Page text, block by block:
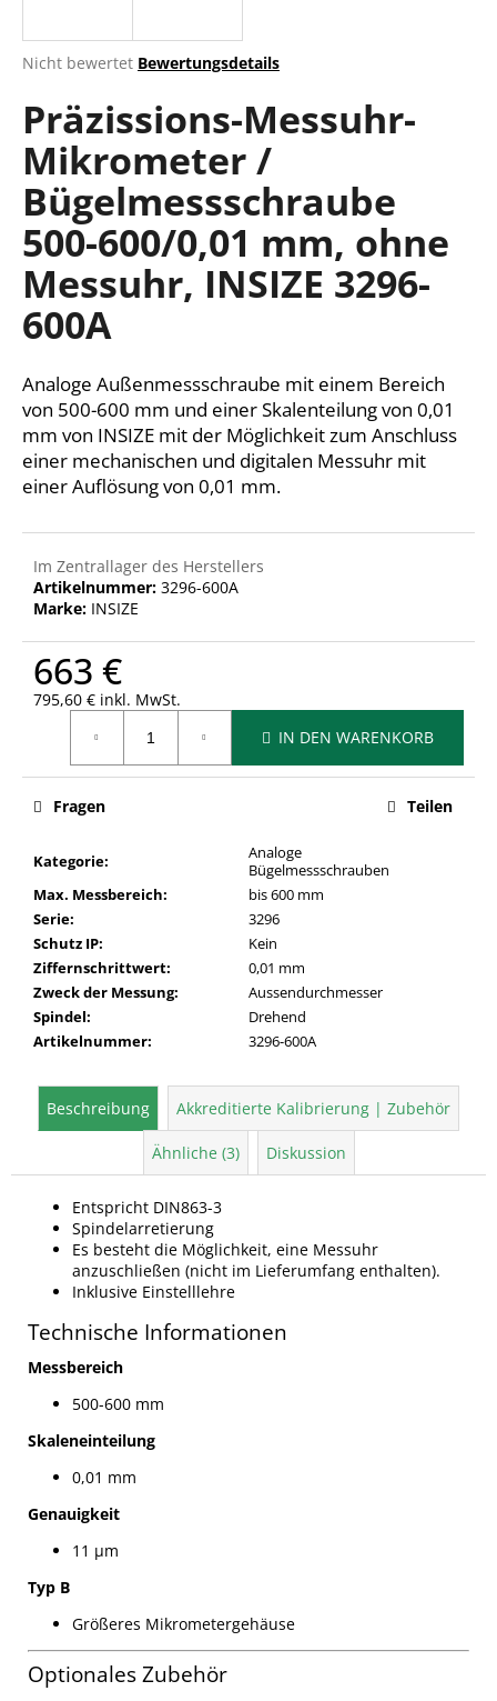
Die
Produktbewertung
ist
0,0
von
5
Sternen.
Nicht bewertet Bewertungsdetails
Präzissions-Messuhr-
Mikrometer /
Bügelmessschraube
500-600/0,01 mm, ohne
Messuhr, INSIZE 3296-
600A
Analoge Außenmessschraube mit einem Bereich
von 500-600 mm und einer Skalenteilung von 0,01
mm von INSIZE mit der Möglichkeit zum Anschluss
einer mechanischen und digitalen Messuhr mit
einer Auflösung von 0,01 mm.
Im Zentrallager des Herstellers
Artikelnummer: 3296-600A
Marke: INSIZE
663 €
795,60 € inkl. MwSt.
IN DEN WARENKORB
Kategorie:
Analoge
Bügelmessschrauben
Max. Messbereich:
bis 600 mm
Serie:
3296
Schutz IP:
Kein
Ziffernschrittwert:
0,01 mm
Zweck der Messung:
Aussendurchmesser
Spindel:
Drehend
Artikelnummer: 3296-600A
Fragen Teilen
Beschreibung Akkreditierte Kalibrierung | Zubehör
Ähnliche (3) Diskussion
Entspricht DIN863-3
Spindelarretierung
Es besteht die Möglichkeit, eine Messuhr
anzuschließen (nicht im Lieferumfang enthalten).
Inklusive Einstelllehre
Technische Informationen
Messbereich
500-600 mm
Skaleneinteilung
0,01 mm
Genauigkeit
11 µm
Typ B
Größeres Mikrometergehäuse
Optionales Zubehör
W
r
e
m
p
f
h
l
e
n